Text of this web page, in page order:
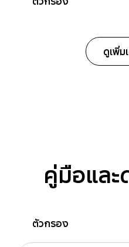
ดูเพิ่ม
คู่มือและ
ตัวกรอง